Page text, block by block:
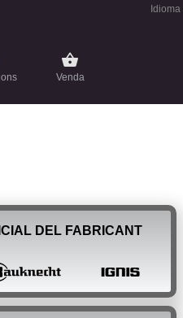
Idioma
Venda
DEL FABRICANT